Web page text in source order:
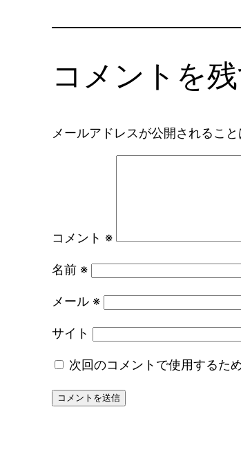
コメントを
メールアドレスが公開されること
コメント ※
名前 ※
メール ※
サイト
次回のコメントで使用するた